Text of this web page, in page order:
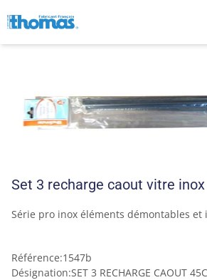
Accueil
Set 3 recharge caout vitre
Série pro inox éléments démontables et
Référence:1547b
Désignation:SET 3 RECHARGE CAOUT